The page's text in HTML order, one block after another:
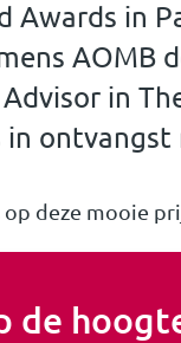
Awards in
AOMB
in
ontvangst
deze mooie
de